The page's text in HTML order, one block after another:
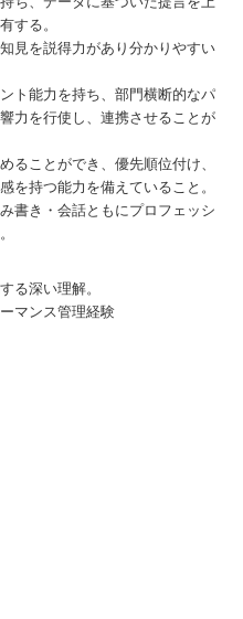
する。
見を説得力があり分かりやすい
ト能力を持ち、部門横断的なパ
力を行使し、連携させることが
ることができ、優先順位付け、
を持つ能力を備えていること。
書き・会話ともにプロフェッシ
る深い理解。
マンス管理経験